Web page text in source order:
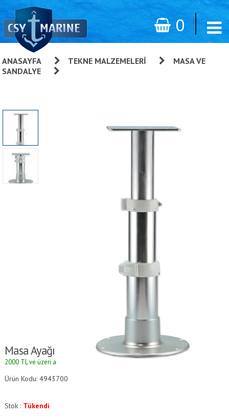
0
ANASAYFA TEKNE MALZEMELERI
MASA VE
SANDALYE
Masa Ayağı
2000 TL ve üzeri alışverişlerde kargo ücretsizdir.
Ürün Kodu: 4943700
Stok : Tükendi